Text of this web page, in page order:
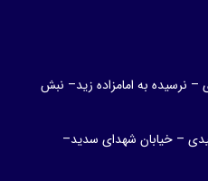
– نرسیده به امامزاده زید– نبش
– خیابان شهدای سدید–